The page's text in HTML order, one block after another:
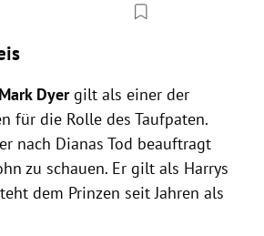
Mark Dyer gilt als einer der
für die Rolle des Taufpaten.
nach Dianas Tod beauftragt
zu schauen. Er gilt als Harrys
dem Prinzen seit Jahren als